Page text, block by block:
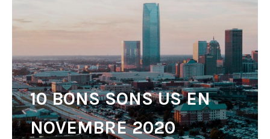
10 BONS SONS US EN
NOVEMBRE 2020